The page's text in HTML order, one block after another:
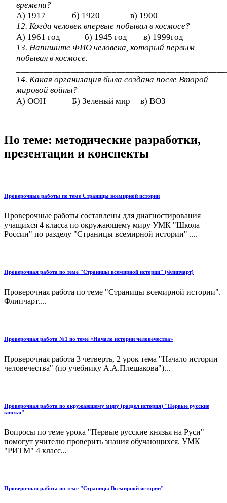
времени?
А) 1917 б) 1920 в) 1900
12. Когда человек впервые побывал в космосе?
А) 1961 год б) 1945 год в) 1999год
13. Напишите ФИО человека, который первым
побывал в космосе.
14. Какая организация была создана после Второй
мировой войны?
А) ООН Б) Зеленый мир в) ВОЗ
По теме: методические разработки,
презентации и конспекты
Проверочные работы по теме Страницы всемирной истории
Проверочные работы составлены для диагностирования
учащихся 4 класса по окружающему миру УМК "Школа
России" по разделу "Страницы всемирной истории" ....
Проверочная работа по теме "Страницы всемирной истории" (Флипчарт)
Проверочная работа по теме "Страницы всемирной истории".
Флипчарт....
Проверочная работа №1 по теме «Начало истории человечества»
Проверочная работа 3 четверть, 2 урок тема "Начало истории
человечества" (по учебнику А.А.Плешакова")...
Проверочная работа по окружающему миру (раздел история) "Первые русские
князья"
Вопросы по теме урока "Первые русские князья на Руси"
помогут учителю проверить знания обучающихся. УМК
"РИТМ" 4 класс...
Проверочная работа по теме "Страницы Всемирной истории"